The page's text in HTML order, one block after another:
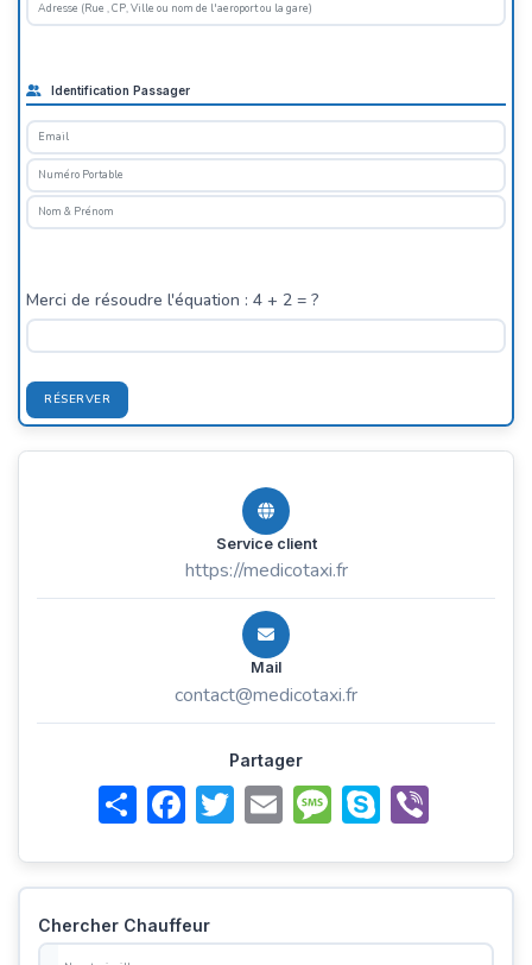
Identification Passager
Merci de résoudre l'équation : 4 + 2 = ?
RÉSERVER
Service client
https://medicotaxi.fr
Mail
contact@medicotaxi.fr
Partager
ShareFacebookTwitterEmail MessageSkypeViber
Chercher Chauffeur